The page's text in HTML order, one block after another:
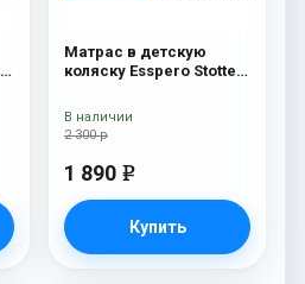
Матрас в детскую
коляску Esspero Stotte
2 300 р
1 890 e
Купить
В наличии